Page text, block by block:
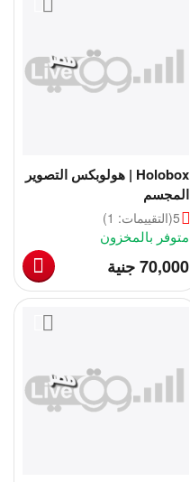
Holobox | هولوبكس التصوير
المجسم
5(التقييمات: 1)
متوفر بالمخزون
جنية‎70,000